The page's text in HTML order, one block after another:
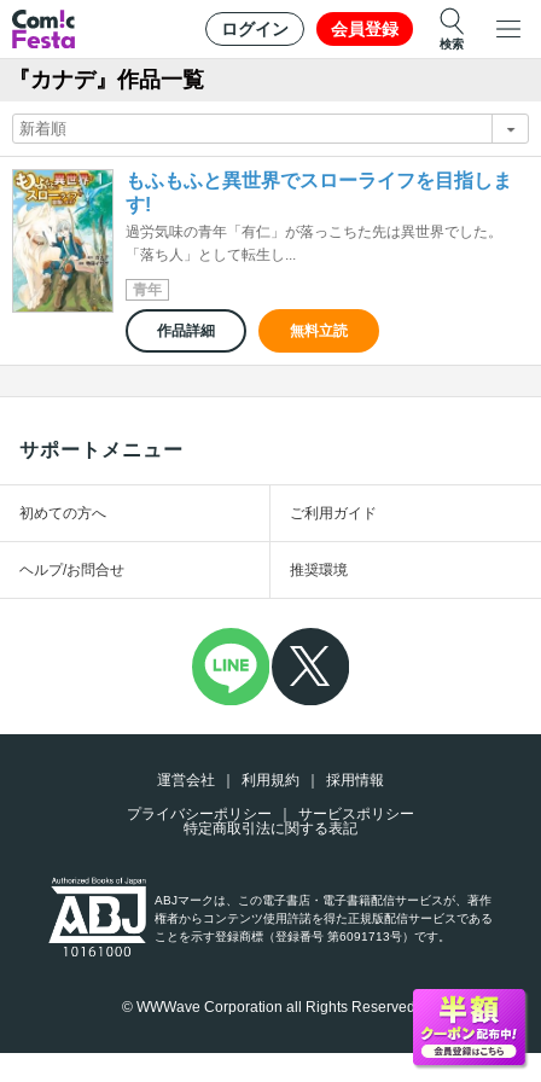
ログイン 会員登録
検索
『カナデ』作品一覧
もふもふと異世界でスローライフを目指しま
す!
過労気味の青年「有仁」が落っこちた先は異世界でした。
「落ち人」として転生し...
青年
作品詳細 無料立読
サポートメニュー
初めての方へ ご利用ガイド
ヘルプ/お問合せ 推奨環境
運営会社 利用規約
採用情報
プライバシーポリシー
サービスポリシー
特定商取引法に関する表記
ABJマークは、この電子書店・電子書籍配信サービスが、著作
権者からコンテンツ使用許諾を得た正規版配信サービスである
ことを示す登録商標（登録番号 第6091713号）です。
© WWWave Corporation all Rights Reserved.